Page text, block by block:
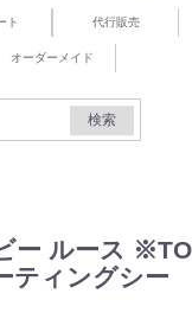
ト 代行販売
オーダーメイド
検索
ー ルース ※TO
ティングシー